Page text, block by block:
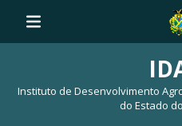
Instituto de Desenvolvimento
do Estado